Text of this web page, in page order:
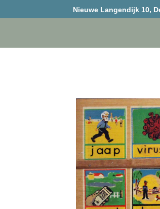
Nieuwe Langendijk 10,